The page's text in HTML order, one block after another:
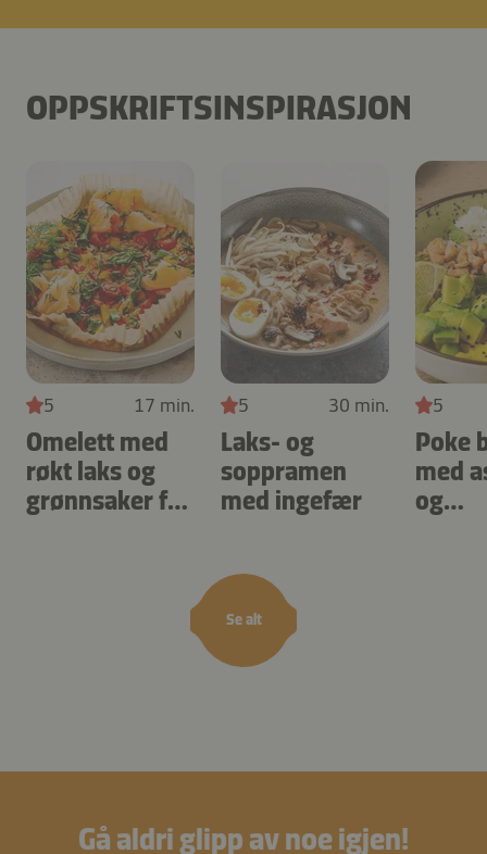
OPPSKRIFTSINSPIRASJON
Se alt
5 17 min.
Omelett med
røkt laks og
grønnsaker fra
5 30 min.
Laks- og
soppramen
med ingefær
5
Poke
med
og
Gå aldri glipp av noe igjen!